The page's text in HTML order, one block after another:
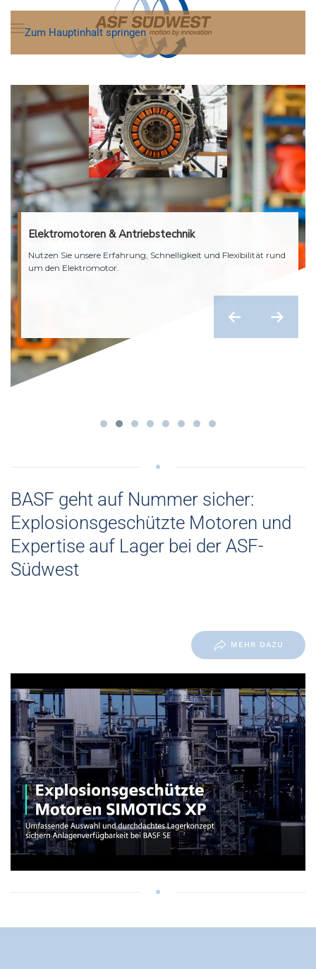
Zum Hauptinhalt springen
Elektromotoren & Antriebstechnik
Nutzen Sie unsere Erfahrung, Schnelligkeit und Flexibilität rund
um den Elektromotor.
BASF geht auf Nummer sicher:
Explosionsgeschützte Motoren und
Expertise auf Lager bei der ASF-
Südwest
MEHR DAZU